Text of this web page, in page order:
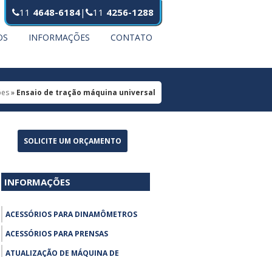
| 11 4256-1288
11 4648-6184
INFORMAÇÕES CONTATO
» Ensaio de tração máquina universal
SOLICITE UM ORÇAMENTO
INFORMAÇÕES
ACESSÓRIOS PARA DINAMÔMETROS
ACESSÓRIOS PARA PRENSAS
ATUALIZAÇÃO DE MÁQUINA DE